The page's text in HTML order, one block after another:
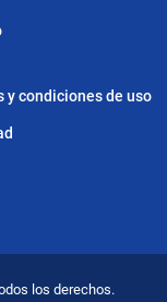
y condiciones de uso
los derechos.